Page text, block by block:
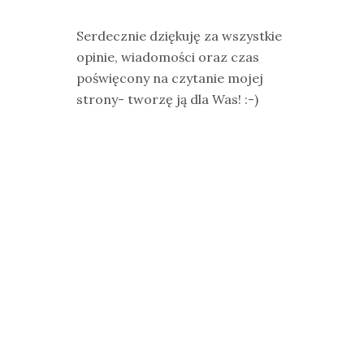
Serdecznie dziękuję za wszystkie
opinie, wiadomości oraz czas
poświęcony na czytanie mojej
strony- tworzę ją dla Was! :-)